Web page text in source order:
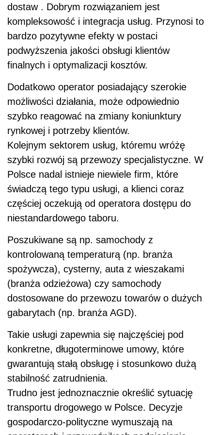
dostaw . Dobrym rozwiązaniem jest
kompleksowość i integracja usług. Przynosi to
bardzo pozytywne efekty w postaci
podwyższenia jakości obsługi klientów
finalnych i optymalizacji kosztów.
Dodatkowo operator posiadający szerokie
możliwości działania, może odpowiednio
szybko reagować na zmiany koniunktury
rynkowej i potrzeby klientów.
Kolejnym sektorem usług, któremu wróżę
szybki rozwój są przewozy specjalistyczne. W
Polsce nadal istnieje niewiele firm, które
świadczą tego typu usługi, a klienci coraz
częściej oczekują od operatora dostępu do
niestandardowego taboru.
Poszukiwane są np. samochody z
kontrolowaną temperaturą (np. branża
spożywcza), cysterny, auta z wieszakami
(branża odzieżowa) czy samochody
dostosowane do przewozu towarów o dużych
gabarytach (np. branża AGD).
Takie usługi zapewnia się najczęściej pod
konkretne, długoterminowe umowy, które
gwarantują stałą obsługę i stosunkowo dużą
stabilność zatrudnienia.
Trudno jest jednoznacznie określić sytuację
transportu drogowego w Polsce. Decyzje
gospodarczo-polityczne wymuszają na